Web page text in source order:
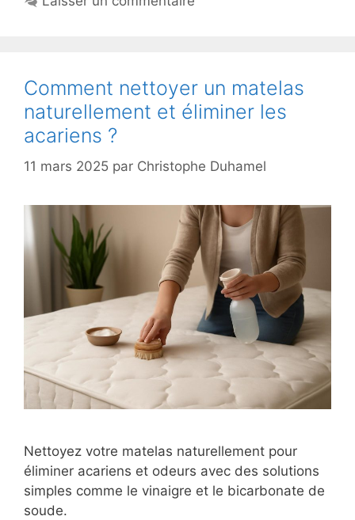
Comment nettoyer un matelas
naturellement et éliminer les
acariens ?
11 mars 2025 par Christophe Duhamel
Nettoyez votre matelas naturellement pour
éliminer acariens et odeurs avec des solutions
simples comme le vinaigre et le bicarbonate de
soude.